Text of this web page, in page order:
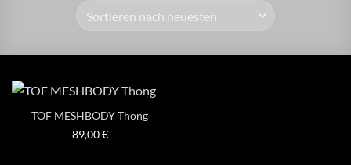
TOF MESHBODY Thong
89,00€